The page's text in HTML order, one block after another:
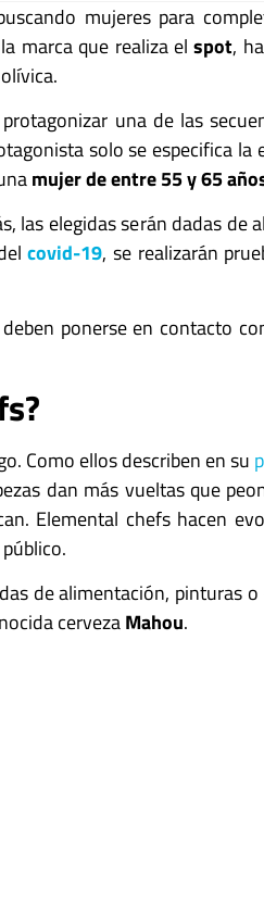
mujeres para
marca que realiza elspot,
una de las
solo se especifica
mujer de entre 55 y 65
las elegidas serán dadas de
covid-19, se realizarán
ponerse en contacto
Como ellos describen en su
dan más vueltas que
Elemental chefs hacen
de alimentación, pinturas
cervezaMahou.